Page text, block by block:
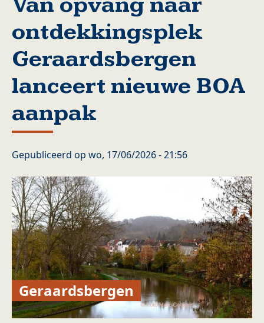
ontdekkingsplek
Geraardsbergen
lanceert nieuwe BOA
aanpak
Gepubliceerd op wo, 17/06/2026 - 21:56
Geraardsbergen